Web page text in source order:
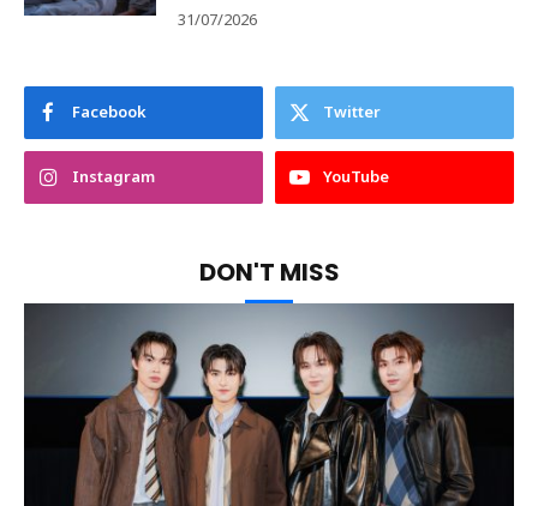
31/07/2026
Facebook Twitter
Instagram YouTube
DON'T MISS